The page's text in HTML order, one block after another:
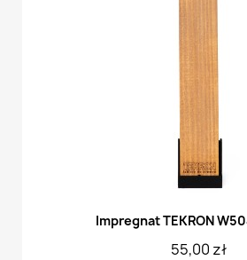
Impregnat TEKRON
55,00 zł